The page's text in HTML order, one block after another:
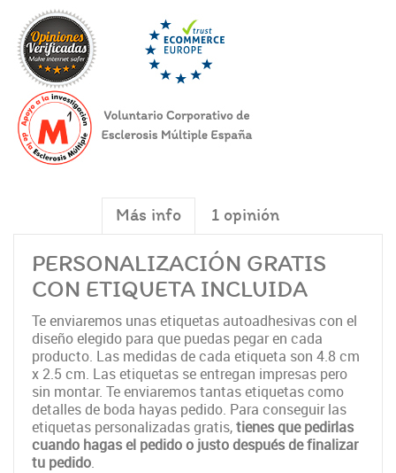
Más info 1 opinión
PERSONALIZACIÓN GRATIS
CON ETIQUETA INCLUIDA
Te enviaremos unas etiquetas autoadhesivas con el
diseño elegido para que puedas pegar en cada
producto. Las medidas de cada etiqueta son 4.8 cm
x 2.5 cm. Las etiquetas se entregan impresas pero
sin montar. Te enviaremos tantas etiquetas como
detalles de boda hayas pedido. Para conseguir las
etiquetas personalizadas gratis,tienes que pedirlas
cuando hagas el pedido o justo después de finalizar
tu pedido.